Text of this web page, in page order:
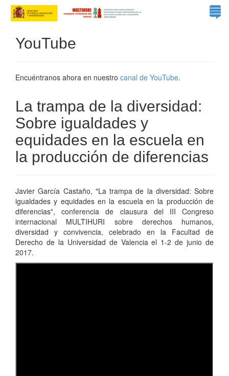
YouTube
Encuéntranos ahora en nuestro canal de YouTube.
La trampa de la diversidad:
Sobre igualdades y
equidades en la escuela en
la producción de diferencias
Javier García Castaño, "La trampa de la diversidad: Sobre
igualdades y equidades en la escuela en la producción de
diferencias", conferencia de clausura del III Congreso
internacional MULTIHURI sobre derechos humanos,
diversidad y convivencia, celebrado en la Facultad de
Derecho de la Universidad de Valencia el 1-2 de junio de
2017.